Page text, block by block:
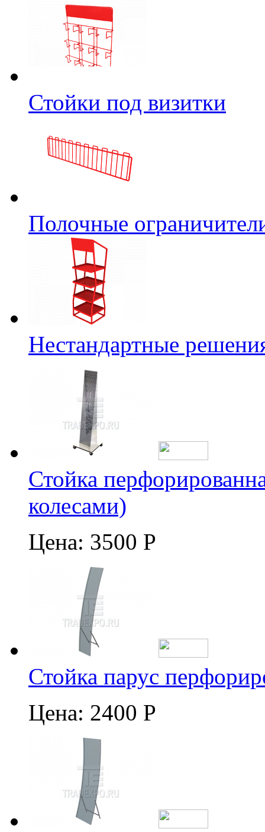
Стойки под визитки
Полочные
Нестандартные
Стойка
колесами)
Цена: 3500 Р
Стойка парус
Цена: 2400 Р